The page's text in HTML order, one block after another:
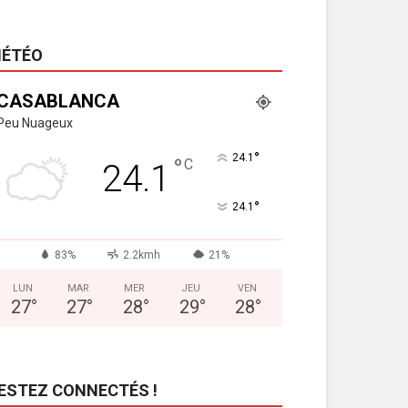
Nuageux
24.1 °C 24.1 °
24.1 °
83% 2.2kmh 21%
LUN
27°
MAR
27°
MER
28°
JEU
29°
VEN
28°
CONNECTÉS !